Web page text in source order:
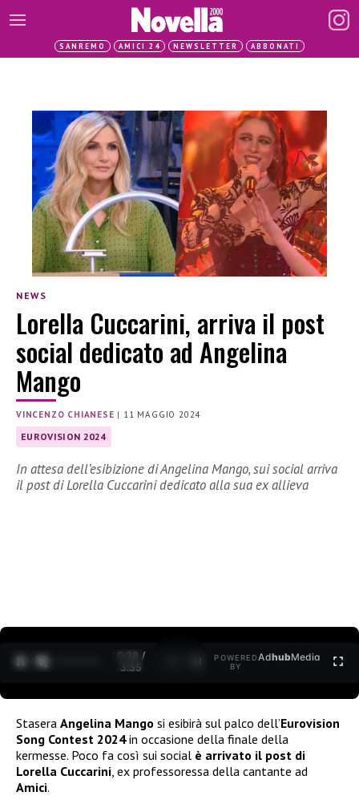
SANREMO AMICI 24 NEWSLETTER ABBONATI
NEWS
Lorella Cuccarini, arriva il post
social dedicato ad Angelina
Mango
VINCENZO CHIANESE | 11 MAGGIO 2024
EUROVISION 2024
In attesa dell’esibizione di Angelina Mango, sui social arriva
il post di Lorella Cuccarini dedicato alla sua ex allieva
0:30 /
3:35
POWERED
BY
AdhubMedia
Stasera Angelina Mango si esibirà sul palco dell’Eurovision
Song Contest 2024in occasione della finale della
kermesse. Poco fa così sui social è arrivato il post di
Lorella Cuccarini , ex professoressa della cantante ad
Amici.